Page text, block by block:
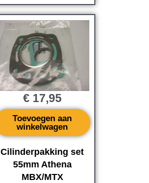
Cilinderpakking set
55mm Athena
MBX/MTX
€17,95
Toevoegen aan
winkelwagen